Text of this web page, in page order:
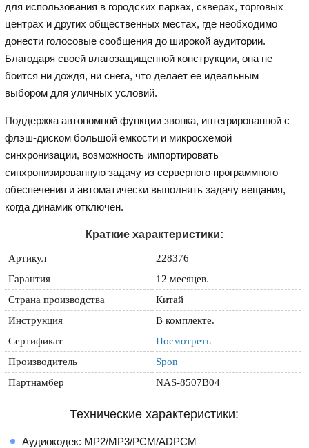
для использования в городских парках, скверах, торговых
центрах и других общественных местах, где необходимо
донести голосовые сообщения до широкой аудитории.
Благодаря своей влагозащищенной конструкции, она не
боится ни дождя, ни снега, что делает ее идеальным
выбором для уличных условий.
Поддержка автономной функции звонка, интегрированной с
флэш-диском большой емкости и микросхемой
синхронизации, возможность импортировать
синхронизированную задачу из серверного программного
обеспечения и автоматически выполнять задачу вещания,
когда динамик отключен.
Краткие характеристики:
Артикул
228376
Гарантия
12 месяцев.
Страна производства
Китай
Инструкция
В комплекте.
Сертификат
Посмотреть
Производитель
Spon
Партнамбер
NAS-8507B04
Технические характеристики:
Аудиокодек: MP2/MP3/PCM/ADPCM